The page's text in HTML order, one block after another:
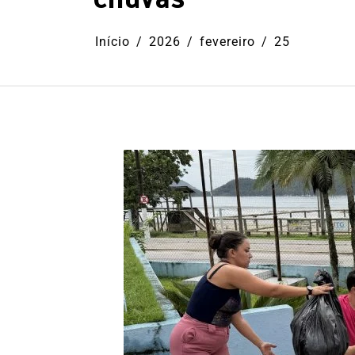
Início 2026 fevereiro 25
Em Cultura Ilhabela
Litoral
Turismo